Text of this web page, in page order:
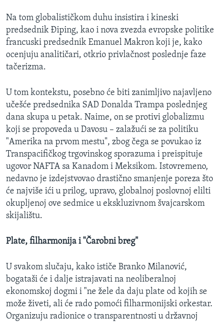
Na tom globalističkom duhu insistira i kineski
predsednik Điping, kao i nova zvezda evropske politike
francuski predsednik Emanuel Makron koji je, kako
ocenjuju analitičari, otkrio privlačnost poslednje faze
tačerizma.
U tom kontekstu, posebno će biti zanimljivo najavljeno
učešće predsednika SAD Donalda Trampa poslednjeg
dana skupa u petak. Naime, on se protivi globalizmu
koji se propoveda u Davosu – zalažući se za politiku
"Amerika na prvom mestu", zbog čega se povukao iz
Transpacifičkog trgovinskog sporazuma i preispituje
ugovor NAFTA sa Kanadom i Meksikom. Istovremeno,
nedavno je izdejstvovao drastično smanjenje poreza što
će najviše ići u prilog, upravo, globalnoj poslovnoj elilti
okupljenoj ove sedmice u ekskluzivnom švajcarskom
skijalištu.
Plate, filharmonija i "Čarobni breg"
U svakom slučaju, kako ističe Branko Milanović,
bogataši će i dalje istrajavati na neoliberalnoj
ekonomskoj dogmi i "ne žele da daju plate od kojih se
može živeti, ali će rado pomoći filharmonijski orkestar.
Organizuju radionice o transparentnosti u državnoj